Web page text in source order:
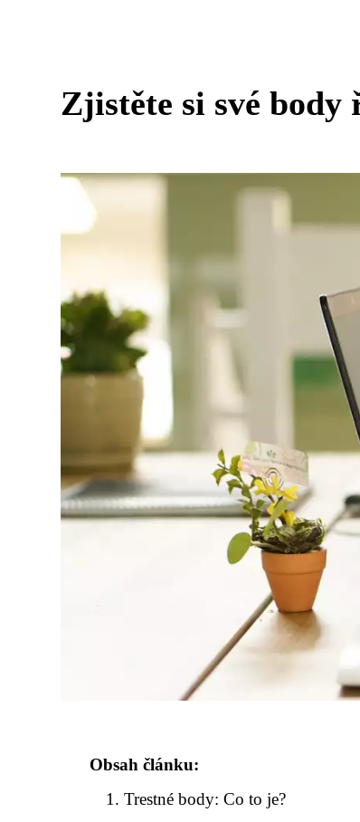
Zjistěte si své body
Obsah článku:
Trestné body: Co to je?